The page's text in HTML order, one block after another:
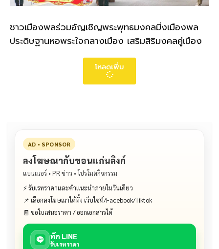
ชาวเมืองพลร่วมอัญเชิญพระพุทธมงคลมิ่งเมืองพล
ประดิษฐานหอพระใจกลางเมือง เสริมสิริมงคลคู่เมือง
โหลดเพิ่ม
AD • SPONSOR
ลงโฆษณากับขอนแก่นลิงก์
แบนเนอร์ • PR ข่าว • โปรโมตกิจกรรม
⚡ รับเรทราคาและคำแนะนำภายในวันเดียว
📌 เลือกลงโฆษณาได้ทั้ง เว็บไซต์/Facebook/Tiktok
🧾 ขอใบเสนอราคา / ออกเอกสารได้
ทัก LINE
รับเรทราคา